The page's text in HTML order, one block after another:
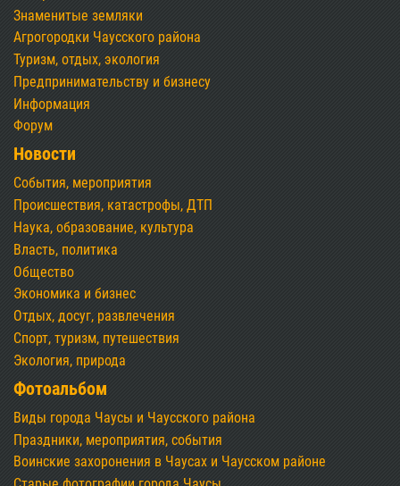
Знаменитые земляки
Агрогородки Чаусского района
Туризм, отдых, экология
Предпринимательству и бизнесу
Информация
Форум
Новости
События, мероприятия
Происшествия, катастрофы, ДТП
Наука, образование, культура
Власть, политика
Общество
Экономика и бизнес
Отдых, досуг, развлечения
Спорт, туризм, путешествия
Экология, природа
Фотоальбом
Виды города Чаусы и Чаусского района
Праздники, мероприятия, события
Воинские захоронения в Чаусах и Чаусском районе